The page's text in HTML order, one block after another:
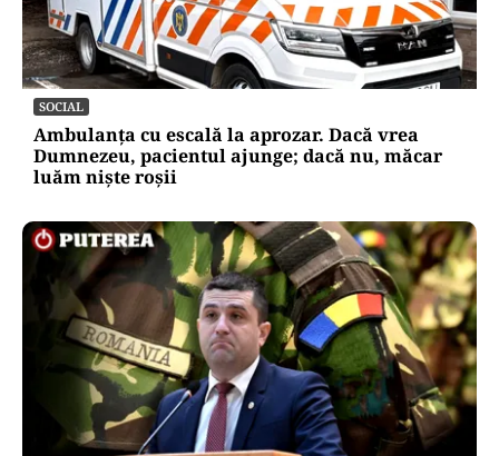
SOCIAL
Ambulanța cu escală la aprozar. Dacă vrea
Dumnezeu, pacientul ajunge; dacă nu, măcar
luăm niște roșii